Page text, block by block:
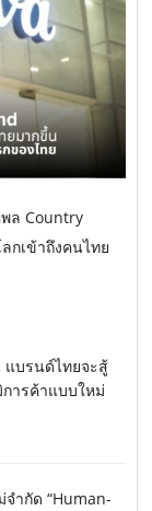
ล Country
กเข้าถึงคนไทย
แบรนด์ไทยจะสู้
ารค้าแบบใหม่
ำกัด “Human-